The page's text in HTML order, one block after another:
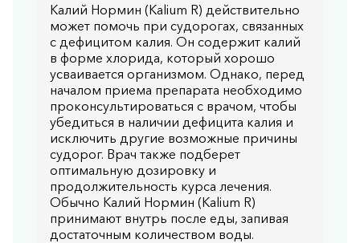
Калий Нормин (Kalium R) действительно
может помочь при судорогах, связанных
с дефицитом калия. Он содержит калий
в форме хлорида, который хорошо
усваивается организмом. Однако, перед
началом приема препарата необходимо
проконсультироваться с врачом, чтобы
убедиться в наличии дефицита калия и
исключить другие возможные причины
судорог. Врач также подберет
оптимальную дозировку и
продолжительность курса лечения.
Обычно Калий Нормин (Kalium R)
принимают внутрь после еды, запивая
достаточным количеством воды.